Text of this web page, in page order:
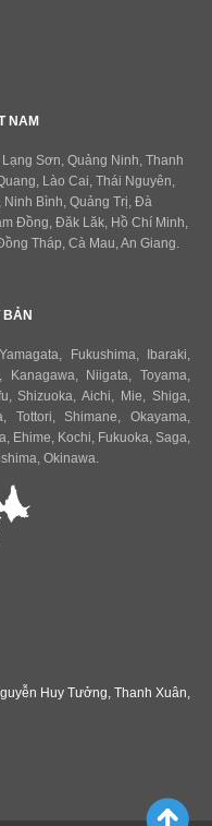
NAM
Sơn, Quảng Ninh, Thanh
Lào Cai, Thái Nguyên,
Bình, Quảng Trị, Đà
Đồng, Đăk Lăk, Hồ Chí Minh,
Tháp, Cà Mau, An Giang.
BẢN
Yamagata Fukushima Ibaraki
Kanagawa Niigata ,Toyama
Shizuoka ,Aichi Mie Shiga
Tottori Shimane ,Okayama
Ehime Kochi Fukuoka Saga
Okinawa
Huy Tưởng, Thanh Xuân,